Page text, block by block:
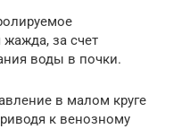
за счет
воды в почки.
в малом круге
к венозному